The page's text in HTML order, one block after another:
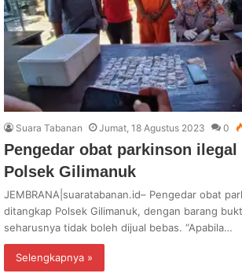
Suara Tabanan Jumat, 18 Agustus 2023 0
Pengedar obat parkinson
Polsek Gilimanuk
JEMBRANA|suaratabanan.id– Pengedar obat
ditangkap Polsek Gilimanuk, dengan barang
seharusnya tidak boleh dijual bebas. “Apabila…
Selengkapnya »